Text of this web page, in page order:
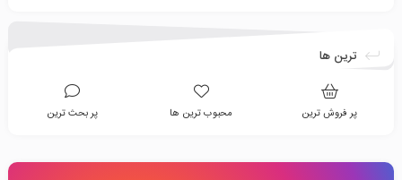
ترین ها
پر فروش ترین محبوب ترین ها پر بحث ترین